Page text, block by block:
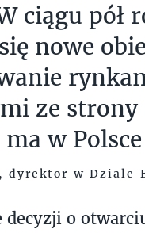
ciągu
nowe
ze
w Polsce
dyrektor w Dziale
o